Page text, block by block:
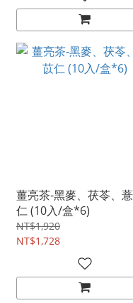
薑亮茶-黑麥、茯苓、
仁 (10入/盒*6)
NT$1,920
NT$1,728